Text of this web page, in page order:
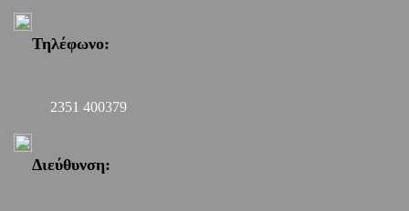
Τηλέφωνο:
2351 400379
Διεύθυνση: